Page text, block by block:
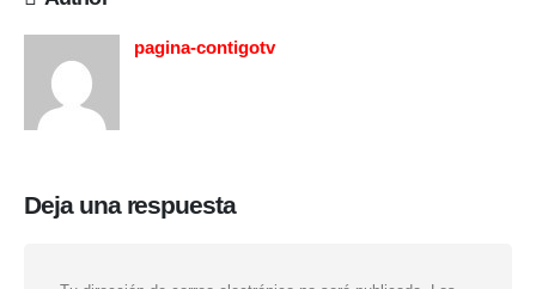
pagina-contigotv
Deja una respuesta